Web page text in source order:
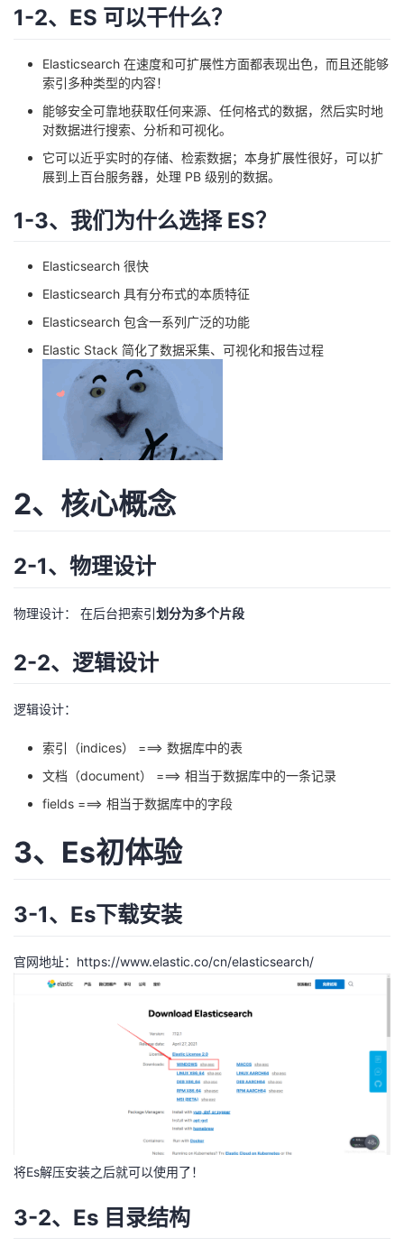
动
关
的
我
的
课
我
的
我
我
我
的
技
术
我
的
云
1-2、ES 可以干什么？
Elasticsearch 在速度和可扩展性方面都表现出色，而且还能够
索引多种类型的内容！
能够安全可靠地获取任何来源、任何格式的数据，然后实时地
对数据进行搜索、分析和可视化。
它可以近乎实时的存储、检索数据；本身扩展性很好，可以扩
展到上百台服务器，处理 PB 级别的数据。
1-3、我们为什么选择 ES？
Elasticsearch 很快
Elasticsearch 具有分布式的本质特征
Elasticsearch 包含一系列广泛的功能
Elastic Stack 简化了数据采集、可视化和报告过程
2、核心概念
2-1、物理设计
物理设计： 在后台把索引划分为多个片段
2-2、逻辑设计
逻辑设计：
索引（indices） ===> 数据库中的表
文档（document） ===> 相当于数据库中的一条记录
fields ===> 相当于数据库中的字段
3、Es初体验
3-1、Es下载安装
官网地址： https://www.elastic.co/cn/elasticsearch/
将Es解压安装之后就可以使用了！
3-2、Es 目录结构